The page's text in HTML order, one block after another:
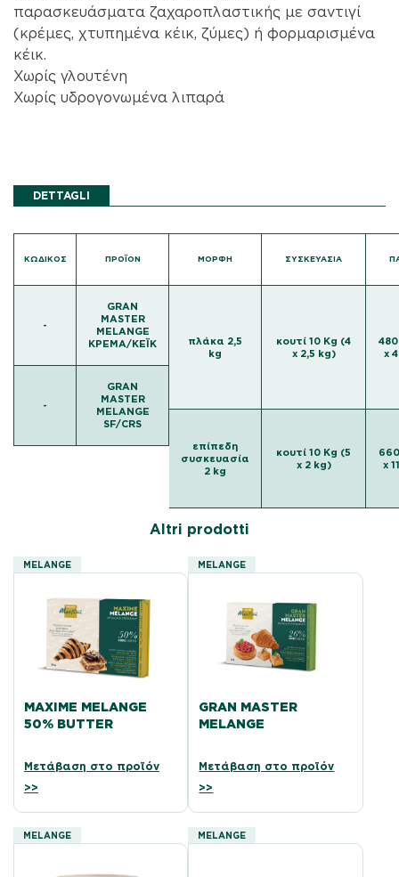
παρασκευάσματα ζαχαροπλαστικής με σαντιγί
(κρέμες, χτυπημένα κέικ, ζύμες) ή φορμαρισμένα
κέικ.
Χωρίς γλουτένη
Χωρίς υδρογονωμένα λιπαρά
DETTAGLI
ΚΩΔΙΚΌΣ ΠΡΟΪΟΝ
-
GRAN
MASTER
MELANGE
ΚΡΕΜΑ/ΚΕΪΚ
-
GRAN
MASTER
MELANGE
SF/CRS
ΜΟΡΦΉ ΣΥΣΚΕΥΑΣΙΑ
πλάκα 2,5
kg
κουτί 10 Kg (4
x 2,5 kg)
x
επίπεδη
συσκευασία
2 kg
κουτί 10 Kg (5
x 2 kg)
x
Altri prodotti
MELANGE
MAXIME MELANGE
50% BUTTER
Μετάβαση στο προϊόν
>>
MELANGE
GRAN MASTER
MELANGE
Μετάβαση στο προϊόν
>>
MELANGE MELANGE